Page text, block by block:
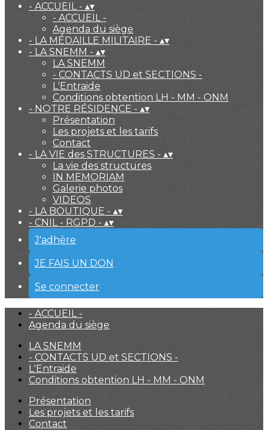
- ACCUEIL - ▴▾
- ACCUEIL -
Agenda du siège
- LA MÉDAILLE MILITAIRE - ▴▾
- LA SNEMM - ▴▾
LA SNEMM
- CONTACTS UD et SECTIONS -
L'Entraide
Conditions obtention LH - MM - ONM
- NOTRE RÉSIDENCE - ▴▾
Présentation
Les projets et les tarifs
Contact
- LA VIE des STRUCTURES - ▴▾
La vie des structures
IN MEMORIAM
Galerie photos
VIDEOS
- LA BOUTIQUE - ▴▾
- CNIL - RGPD - ▴▾
J'adhère
JE FAIS UN DON
Se connecter
- ACCUEIL -
Agenda du siège
LA SNEMM
- CONTACTS UD et SECTIONS -
L'Entraide
Conditions obtention LH - MM - ONM
Présentation
Les projets et les tarifs
Contact